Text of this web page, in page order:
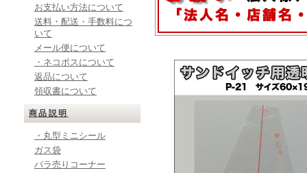
お支払い方法について
送料・配送・手数料につ
いて
メール便について
・ネコポスについて
返品について
領収書について
商品説明
・丸型ミニシール
ガス袋
バラ売りコーナー